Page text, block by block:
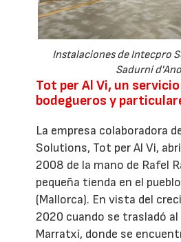
Instalaciones de Intecpro
Sadurní
Tot per Al Vi, un
bodegueros y
La empresa colaboradora
Solutions, Tot per Al Vi,
2008 de la mano de Rafel
pequeña tienda en el
(Mallorca). En vista del
2020 cuando se trasladó al
Marratxí, donde se